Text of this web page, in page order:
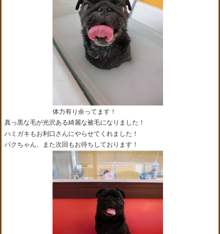
体力有り余ってます！
真っ黒な毛が光沢ある綺麗な被毛になりました！
ハミガキもお利口さんにやらせてくれました！
パクちゃん、また次回もお待ちしております！